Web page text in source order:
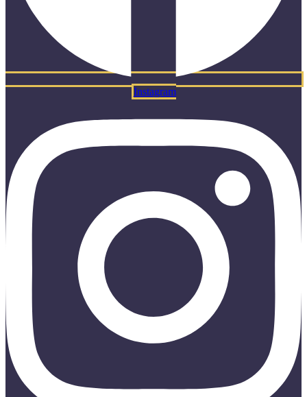
Instagram